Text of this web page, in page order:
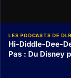
LES PODCASTS DE
Hi-Diddle-Dee-
Pas : Du Disney